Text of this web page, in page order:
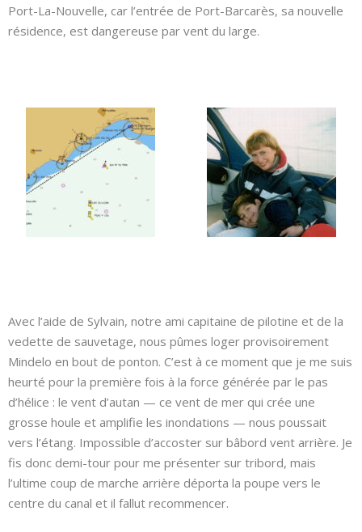
Port-La-Nouvelle, car l’entrée de Port-Barcarès, sa nouvelle
résidence, est dangereuse par vent du large.
Avec l’aide de Sylvain, notre ami capitaine de pilotine et de la
vedette de sauvetage, nous pûmes loger provisoirement
Mindelo en bout de ponton. C’est à ce moment que je me suis
heurté pour la première fois à la force générée par le pas
d’hélice : le vent d’autan — ce vent de mer qui crée une
grosse houle et amplifie les inondations — nous poussait
vers l’étang. Impossible d’accoster sur bâbord vent arrière. Je
fis donc demi-tour pour me présenter sur tribord, mais
l’ultime coup de marche arrière déporta la poupe vers le
centre du canal et il fallut recommencer.